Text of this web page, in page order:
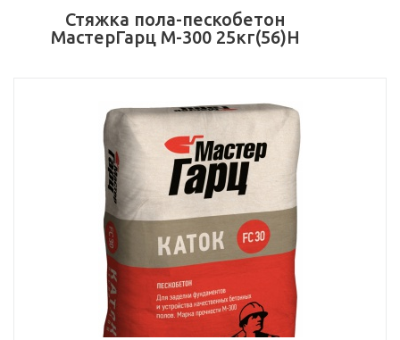
Стяжка пола-пескобетон
МастерГарц М-300 25кг(56)Н